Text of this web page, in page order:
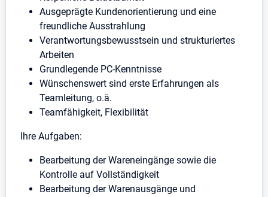
Ausgeprägte Kundenorientierung und eine
freundliche Ausstrahlung
Verantwortungsbewusstsein und strukturiertes
Arbeiten
Grundlegende PC-Kenntnisse
Wünschenswert sind erste Erfahrungen als
Teamleitung, o.ä.
Teamfähigkeit, Flexibilität
Ihre Aufgaben:
Bearbeitung der Wareneingänge sowie die
Kontrolle auf Vollständigkeit
Bearbeitung der Warenausgänge und